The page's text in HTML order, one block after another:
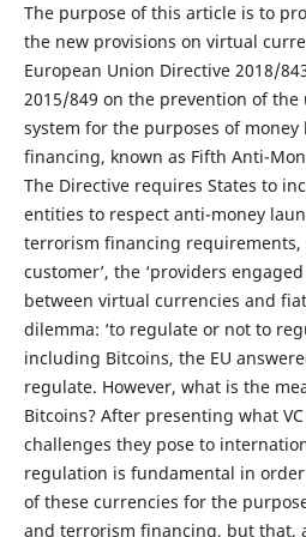
The purpose of this article is to
the new provisions on virtual
European Union Directive 2018/
2015/849 on the prevention of
system for the purposes of
financing, known as Fifth Anti-
The Directive requires States to
entities to respect anti-money
terrorism financing requirements,
customer’, the ‘providers
between virtual currencies and
dilemma: ‘to regulate or not to
including Bitcoins, the EU
regulate. However, what is the
Bitcoins? After presenting what
challenges they pose to
regulation is fundamental in
of these currencies for the
and terrorism financing, but that,